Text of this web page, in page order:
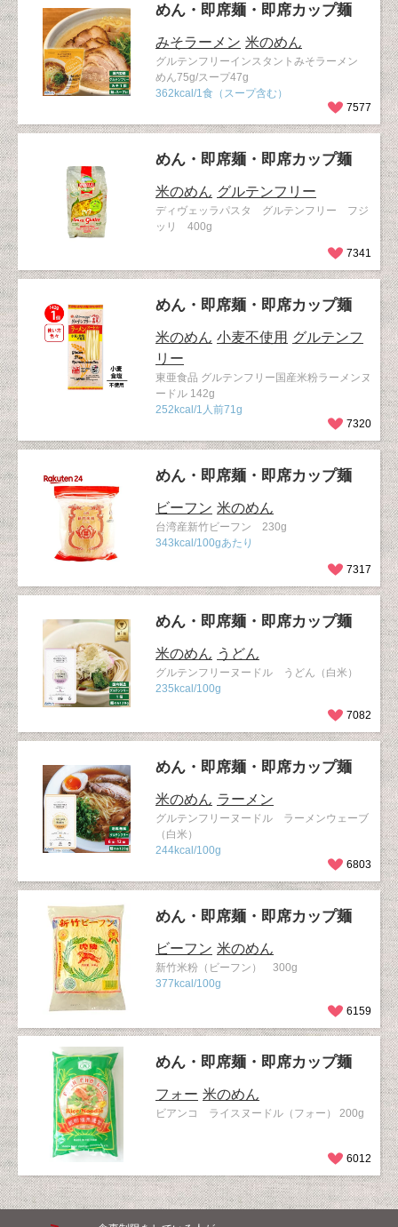
めん・即席麺・即席カップ麺
みそラーメン 米のめん
グルテンフリーインスタントみそラーメン
めん75g/スープ47g
362kcal/1食（スープ含む）
7577
めん・即席麺・即席カップ麺
米のめん グルテンフリー
ディヴェッラパスタ グルテンフリー フジ
ッリ 400g
7341
めん・即席麺・即席カップ麺
米のめん 小麦不使用 グルテンフ
リー
東亜食品 グルテンフリー国産米粉ラーメンヌ
ードル 142g
252kcal/1人前71g
7320
めん・即席麺・即席カップ麺
ビーフン 米のめん
台湾産新竹ビーフン 230g
343kcal/100gあたり
7317
めん・即席麺・即席カップ麺
米のめん うどん
グルテンフリーヌードル うどん（白米）
235kcal/100g
7082
めん・即席麺・即席カップ麺
米のめん ラーメン
グルテンフリーヌードル ラーメンウェーブ
（白米）
244kcal/100g
6803
めん・即席麺・即席カップ麺
ビーフン 米のめん
新竹米粉（ビーフン） 300g
377kcal/100g
6159
めん・即席麺・即席カップ麺
フォー 米のめん
ビアンコ ライスヌードル（フォー） 200g
6012